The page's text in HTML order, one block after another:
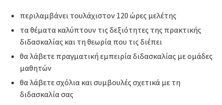
περιλαμβάνει τουλάχιστον 120 ώρες μελέτης
τα θέματα καλύπτουν τις δεξιότητες της πρακτικής
διδασκαλίας και τη θεωρία που τις διέπει
θα λάβετε πραγματική εμπειρία διδασκαλίας με ομάδες
μαθητών
θα λάβετε σχόλια και συμβουλές σχετικά με τη
διδασκαλία σας